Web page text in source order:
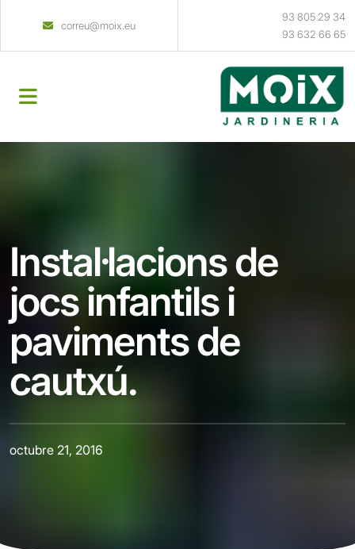
correu@moix.eu
93 805 29 34
93 632 66 65
Instal·lacions de
jocs infantils i
paviments de
cautxú.
octubre 21, 2016